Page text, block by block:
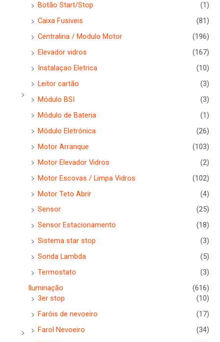
Botão Start/Stop
(1)
Caixa Fusiveis
(81)
Centralina / Modulo Motor
(196)
Elevador vidros
(167)
Instalaçao Eletrica
(10)
Leitor cartão
(3)
Módulo BSI
(3)
Módulo de Bateria
(1)
Módulo Eletrónica
(26)
Motor Arranque
(103)
Motor Elevador Vidros
(2)
Motor Escovas / Limpa Vidros
(102)
Motor Teto Abrir
(4)
Sensor
(25)
Sensor Estacionamento
(18)
Sistema star stop
(3)
Sonda Lambda
(5)
Termostato
(3)
Iluminação
(616)
3er stop
(10)
Faróis de nevoeiro
(17)
Farol Nevoeiro
(34)